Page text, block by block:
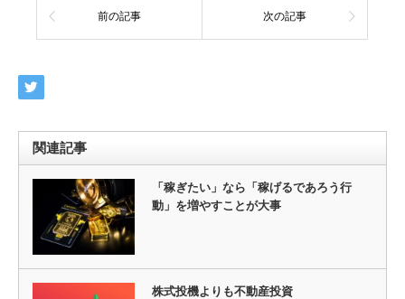
前の記事 次の記事
関連記事
「稼ぎたい」なら「稼げるであろう行
動」を増やすことが大事
株式投機よりも不動産投資